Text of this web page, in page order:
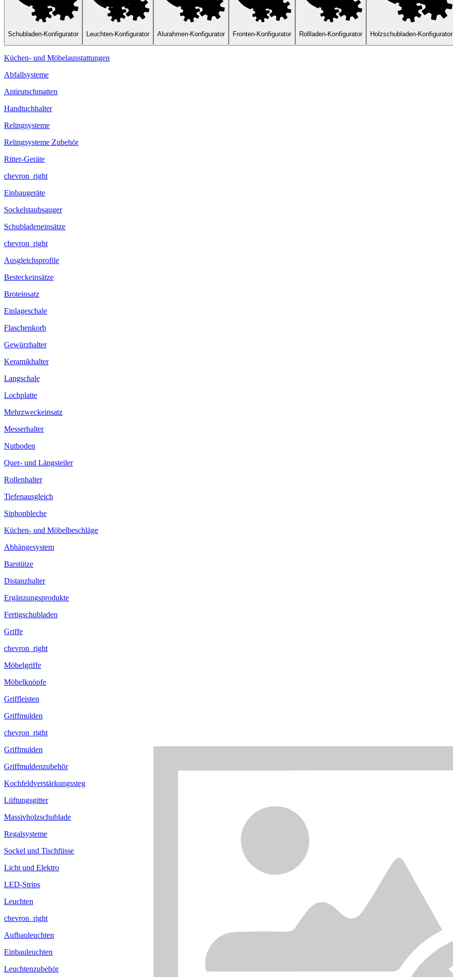
Schubladen-Konfigurator Leuchten-Konfigurator Alurahmen-Konfigurator Fronten-Konfigurator Rollladen-Konfigurator Holzschubladen-Konfigurator
Küchen- und Möbelausstattungen
Abfallsysteme
Antirutschmatten
Handtuchhalter
Relingsysteme
Relingsysteme Zubehör
Ritter-Geräte
chevron_right
Einbaugeräte
Sockelstaubsauger
Schubladeneinsätze
chevron_right
Ausgleichsprofile
Besteckeinsätze
Broteinsatz
Einlageschale
Flaschenkorb
Gewürzhalter
Keramikhalter
Langschale
Lochplatte
Mehrzweckeinsatz
Messerhalter
Nutboden
Quer- und Längsteiler
Rollenhalter
Tiefenausgleich
Siphonbleche
Küchen- und Möbelbeschläge
Abhängesystem
Barstütze
Distanzhalter
Ergänzungsprodukte
Fertigschubladen
Griffe
chevron_right
Möbelgriffe
Möbelknöpfe
Griffleisten
Griffmulden
chevron_right
Griffmulden
Griffmuldenzubehör
Kochfeldverstärkungssteg
Lüftungsgitter
Massivholzschublade
Regalsysteme
Sockel und Tischfüsse
Licht und Elektro
LED-Strips
Leuchten
chevron_right
Aufbauleuchten
Einbauleuchten
Leuchtenzubehör